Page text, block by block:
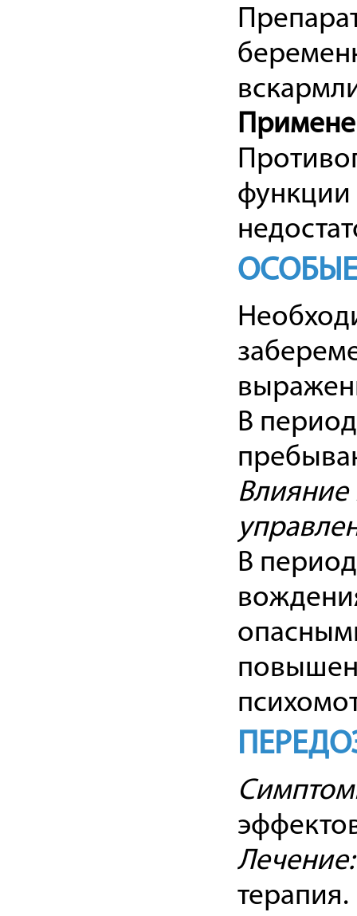
функции
В
Влияние
В
Лечение:
терапия.